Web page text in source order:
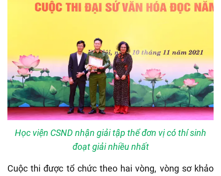
Học viện CSND nhận giải tập thể đơn vị có thí sinh
đoạt giải nhiều nhất
Cuộc thi được tổ chức theo hai vòng, vòng sơ khảo